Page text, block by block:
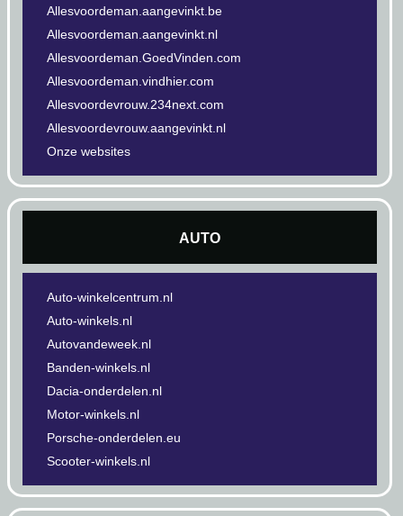
Allesvoordeman.aangevinkt.be
Allesvoordeman.aangevinkt.nl
Allesvoordeman.GoedVinden.com
Allesvoordeman.vindhier.com
Allesvoordevrouw.234next.com
Allesvoordevrouw.aangevinkt.nl
Onze websites
AUTO
Auto-winkelcentrum.nl
Auto-winkels.nl
Autovandeweek.nl
Banden-winkels.nl
Dacia-onderdelen.nl
Motor-winkels.nl
Porsche-onderdelen.eu
Scooter-winkels.nl